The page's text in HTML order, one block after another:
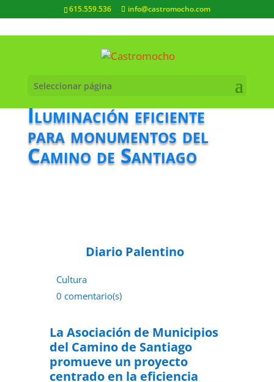
615.559.536 info@castromocho.com
Seleccionar página
Iluminación eficiente
para monumentos del
Camino de Santiago
Diario Palentino
Cultura
0 comentario(s)
La Asociación de Municipios
del Camino de Santiago
promueve un proyecto
centrado en la eficiencia